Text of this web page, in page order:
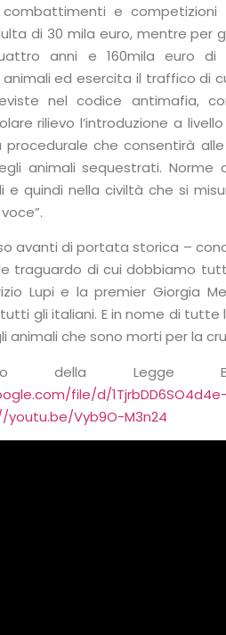
e
di 30 mila euro, mentre per
anni e 160mila euro di
ed esercita il traffico di
nel codice antimafia,
rilievo l’introduzione a
che consentirà
animali sequestrati. Norme
e quindi nella civiltà che si
avanti di portata storica –
traguardo di cui dobbiamo
Lupi e la premier Giorgia
gli italiani. E in nome di
animali che sono morti per la
Legge
file/d/
Vyb9O-M3n24